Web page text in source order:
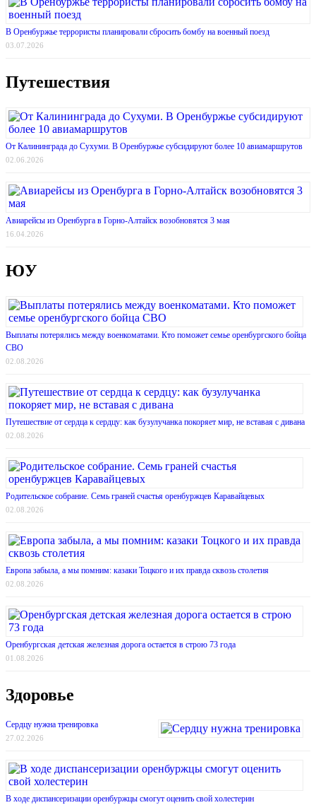
В Оренбуржье террористы планировали сбросить бомбу на военный поезд
03.07.2026
Путешествия
От Калининграда до Сухуми. В Оренбуржье субсидируют более 10 авиамаршрутов
02.06.2026
Авиарейсы из Оренбурга в Горно-Алтайск возобновятся 3 мая
16.04.2026
ЮУ
Выплаты потерялись между военкоматами. Кто поможет семье оренбургского бойца
СВО
02.08.2026
Путешествие от сердца к сердцу: как бузулучанка покоряет мир, не вставая с дивана
02.08.2026
Родительское собрание. Семь граней счастья оренбуржцев Каравайцевых
02.08.2026
Европа забыла, а мы помним: казаки Тоцкого и их правда сквозь столетия
02.08.2026
Оренбургская детская железная дорога остается в строю 73 года
01.08.2026
Здоровье
Сердцу нужна тренировка
27.02.2026
В ходе диспансеризации оренбуржцы смогут оценить свой холестерин